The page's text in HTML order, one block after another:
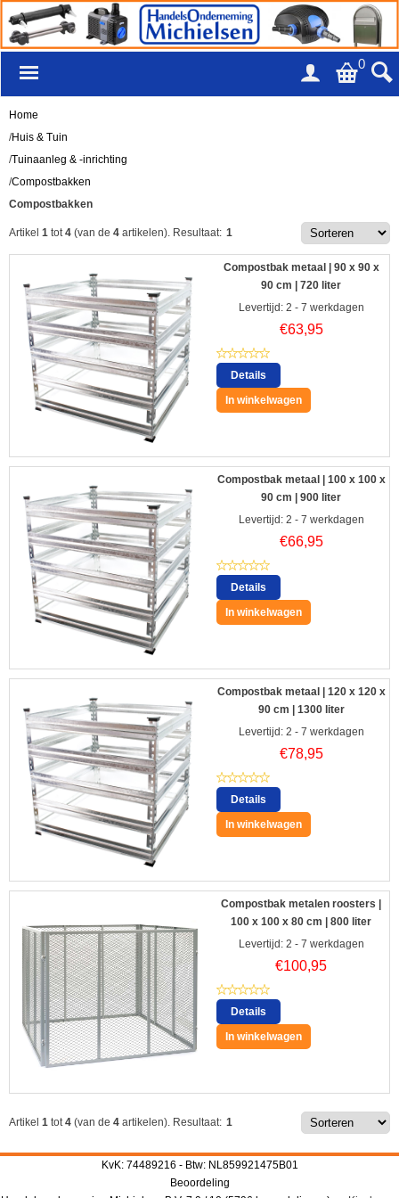
0
Home
/Huis & Tuin
/Tuinaanleg & -inrichting
/Compostbakken
Compostbakken
Artikel 1 tot 4 (van de 4 artikelen). Resultaat: 1
Compostbak metaal | 90 x 90 x
90 cm | 720 liter
Levertijd: 2 - 7 werkdagen
€63,95
Details
In winkelwagen
Compostbak metaal | 100 x 100 x
90 cm | 900 liter
Levertijd: 2 - 7 werkdagen
€66,95
Details
In winkelwagen
Compostbak metaal | 120 x 120 x
90 cm | 1300 liter
Levertijd: 2 - 7 werkdagen
€78,95
Details
In winkelwagen
Compostbak metalen roosters |
100 x 100 x 80 cm | 800 liter
Levertijd: 2 - 7 werkdagen
€100,95
Details
In winkelwagen
Artikel 1 tot 4 (van de 4 artikelen). Resultaat: 1
KvK: 74489216 - Btw: NL859921475B01
Beoordeling